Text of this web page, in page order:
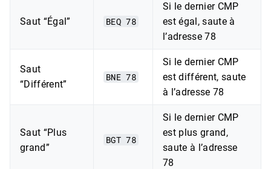
Saut “Égal” BEQ 78
Si le dernier CMP
est égal, saute à
l’adresse 78
Saut
“Différent”
BNE 78
Si le dernier CMP
est différent, saute
à l’adresse 78
Saut “Plus
grand”
BGT 78
Si le dernier CMP
est plus grand,
saute à l’adresse
78